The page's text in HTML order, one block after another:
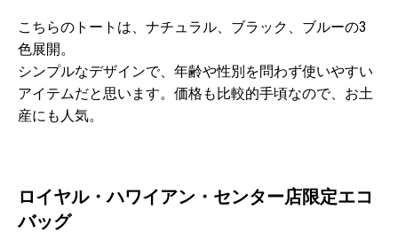
こちらのトートは、ナチュラル、ブラック、ブルーの3
色展開。
シンプルなデザインで、年齢や性別を問わず使いやすい
アイテムだと思います。価格も比較的手頃なので、お土
産にも人気。
ロイヤル・ハワイアン・センター店限定エコ
バッグ